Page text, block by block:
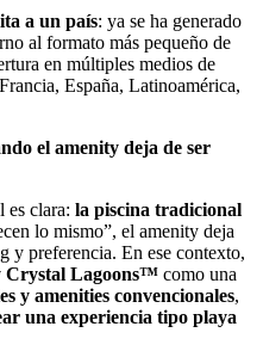
a un país: ya se ha generado
al formato más pequeño de
en múltiples medios de
España, Latinoamérica,
el amenity deja de ser
es clara: la piscina tradicional
lo mismo”, el amenity deja
y preferencia. En ese contexto,
Crystal Lagoons™ como una
y amenities convencionales,
una experiencia tipo playa